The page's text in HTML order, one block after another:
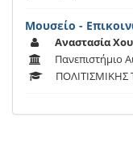
Μουσείο -
Αναστασία
Πανεπιστήμιο
ΠΟΛΙΤΙΣΜΙΚΗΣ